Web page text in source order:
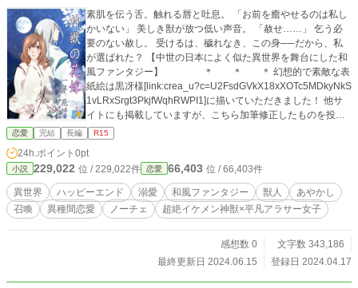
素肌を伝う舌。触れる唇と吐息。 「お前を癒やせるのは私し
かいない」 美しき獣が放つ低い声音。 「赦せ……」 乞う必
要のない赦し。 受けるは、穢れなき、この身──だから、私
が選ばれた？ 【中世の日本によく似た異世界を舞台にした和
風ファンタジー】 ＊ ＊ ＊ 幻想的で素敵な表
紙絵は黒冴様[link:crea_u?c=U2FsdGVkX18xXOTc5MDkyNkS
1vLRxSrgt3PkjfWqhRWPI1]に描いていただきました！ 他サ
イトにも掲載していますが、こちら加筆修正したものを投稿
しています。 アルファポリスさんのみのエピソードも追加予
定。
恋愛 完結 長編 R15
24h.ポイント 0pt
小説 229,022 位 / 229,022件 恋愛 66,403 位 / 66,403件
異世界 ハッピーエンド 溺愛 和風ファンタジー 獣人
あやかし
召喚
異種間恋愛 ノーチェ 超絶イケメン神獣×平凡アラサー女子
感想数 0
文字数 343,186
最終更新日 2024.06.15
登録日 2024.04.17